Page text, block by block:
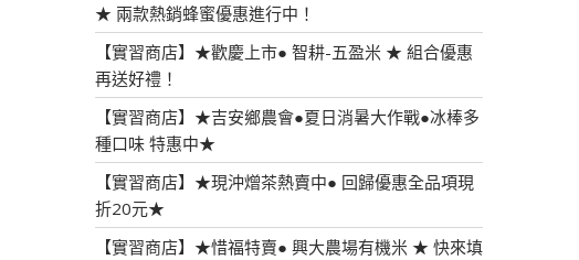
★ 兩款熱銷蜂蜜優惠進行中！
【實習商店】★歡慶上市● 智耕-五盈米 ★ 組合優惠
再送好禮！
【實習商店】★吉安鄉農會●夏日消暑大作戰●冰棒多
種口味 特惠中★
【實習商店】★現沖熷茶熱賣中● 回歸優惠全品項現
折20元★
【實習商店】★惜福特賣● 興大農場有機米 ★ 快來填